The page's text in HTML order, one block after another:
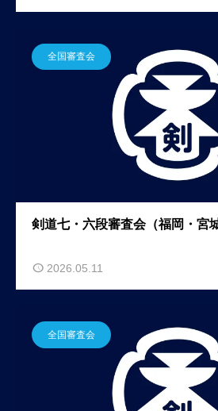
全国審査会
剣道七・六段審査会（福岡・宮
2026.05.11
全国審査会